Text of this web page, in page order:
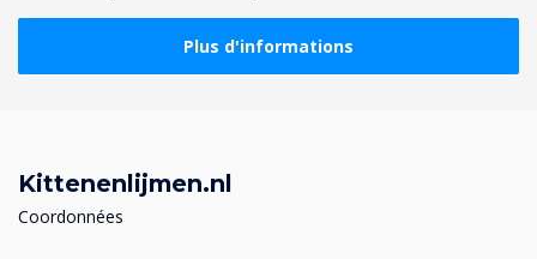
Plus d'informations
Kittenenlijmen.nl
Coordonnées